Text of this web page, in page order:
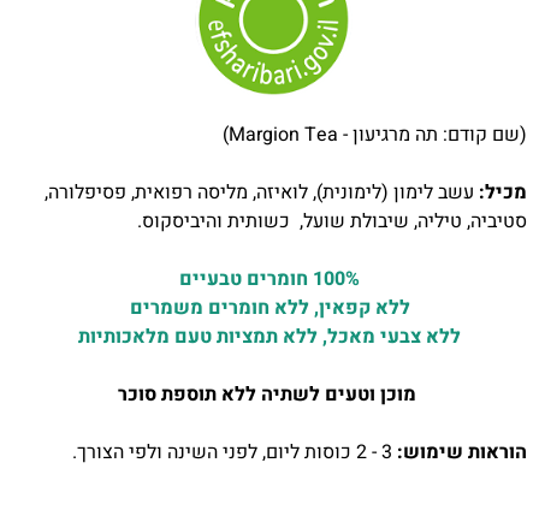
(שם קודם: תה מרגיעון - Margion Tea)
מכיל: עשב לימון (לימונית), לואיזה, מליסה רפואית, פסיפלורה,
סטיביה, טיליה, שיבולת שועל, כשותית והיביסקוס.
100% חומרים טבעיים
ללא קפאין, ללא חומרים משמרים
ללא צבעי מאכל, ללא תמציות טעם מלאכותיות
מוכן וטעים לשתיה ללא תוספת סוכר
הוראות שימוש: